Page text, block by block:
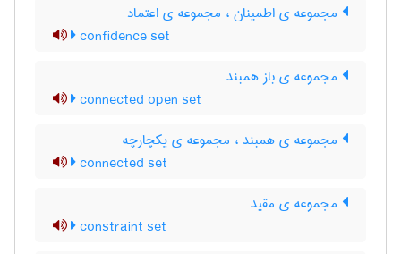
مجموعه ی اطمینان ، مجموعه ی اعتماد
confidence set
مجموعه ی باز همبند
connected open set
مجموعه ی همبند ، مجموعه ی یکچارچه
connected set
مجموعه ی مقید
constraint set